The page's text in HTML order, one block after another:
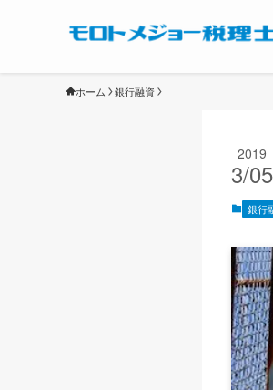
ホーム 銀行融資
2019
3/05
銀行